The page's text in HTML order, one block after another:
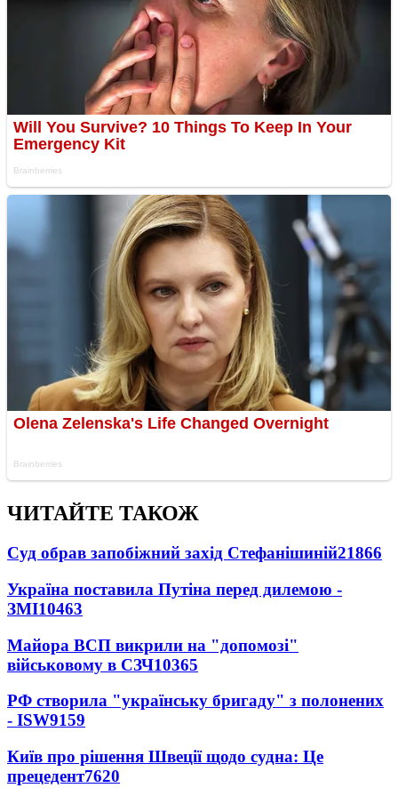
ЧИТАЙТЕ ТАКОЖ
Суд обрав запобіжний захід Стефанішиній21866
Україна поставила Путіна перед дилемою -
ЗМІ10463
Майора ВСП викрили на "допомозі"
військовому в СЗЧ10365
РФ створила "українську бригаду" з полонених
- ISW9159
Київ про рішення Швеції щодо судна: Це
прецедент7620